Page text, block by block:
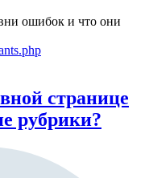
ошибок и что они
странице
рубрики?